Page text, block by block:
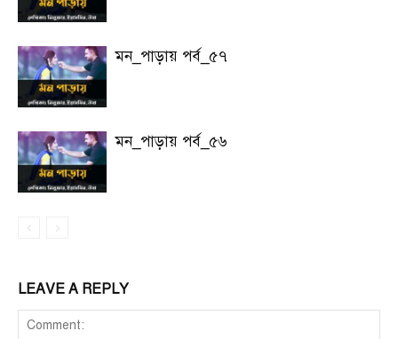
মন_পাড়ায় পর্ব_৫৭
মন_পাড়ায় পর্ব_৫৬
LEAVE A REPLY